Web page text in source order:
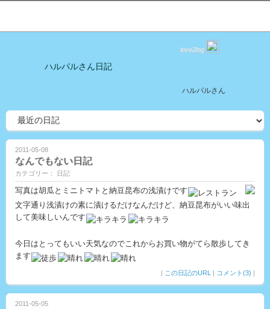
love2log
ハルパルさん日記
ハルパルさん
2011-05-08
なんでもない日記
カテゴリー： 日記
写真は胡瓜とミニトマトと納豆昆布の浅漬けです
文字通り浅漬けの素に漬けるだけなんだけど、納豆昆布がいい味出
して美味しいんです
今日はとってもいい天気なのでこれからお買い物がてら散歩してき
ます
| この日記のURL | コメント(3) |
2011-05-05